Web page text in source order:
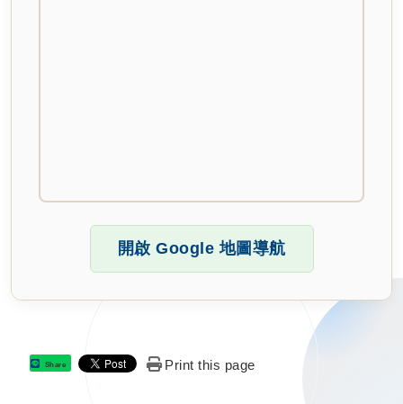
開啟 Google 地圖導航
Share Print this page